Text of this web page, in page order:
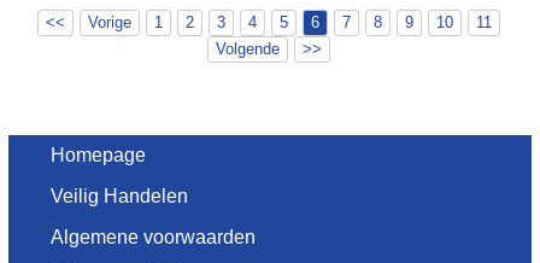
<< Vorige 1 2 3 4 5 6 7 8 9 10
11
Volgende
>>
Homepage
Veilig Handelen
Algemene voorwaarden